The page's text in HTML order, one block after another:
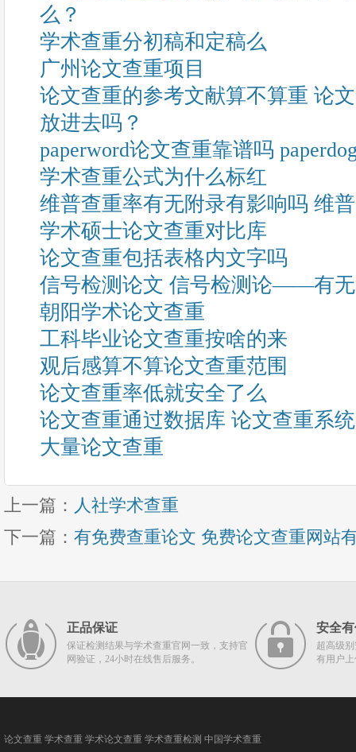
么？
学术查重分初稿和定稿么
广州论文查重项目
论文查重的参考文献算不算重 论
放进去吗？
paperword论文查重靠谱吗
学术查重公式为什么标红
维普查重率有无附录有影响吗 维
学术硕士论文查重对比库
论文查重包括表格内文字吗
信号检测论文 信号检测论——有
朝阳学术论文查重
工科毕业论文查重按啥的来
观后感算不算论文查重范围
论文查重率低就安全了么
论文查重通过数据库 论文查重系
大量论文查重
上一篇： 人社学术查重
下一篇： 有免费查重论文 免费论文查重网站
正品保证
保证检测结果与学术查重官网一致，支持官
网验证，24小时在线售后服务。
安全
超高级
有用户
论文查重 学术查重 学术论文查重 学术查重检测 中国学术查重